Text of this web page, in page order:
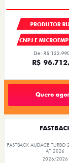
PRODUTOR
CNPJ E
De: R$
R$
Quero
FASTBACK AUDACE TURBO
AT 2026
2026/2026